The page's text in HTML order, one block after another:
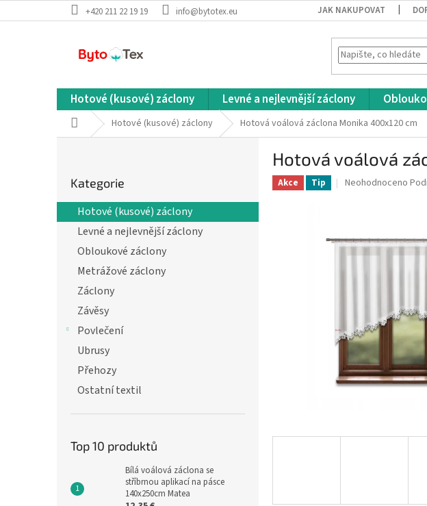
na
+420 211 22 19 19 info@bytotex.eu JAK NAKUPOVAT
Hotové (kusové) záclony Levné a nejlevnější záclony
Domů Hotové (kusové) záclony Hotová voálová záclona Monika 400x120 cm
r
a
kategorie
Kategorie
Hotové (kusové) záclony
Levné a nejlevnější záclony
Obloukové záclony
Metrážové záclony
Záclony
Závěsy
Povlečení
Ubrusy
Přehozy
Ostatní textil
Top 10 produktů
Bílá voálová záclona se
stříbrnou aplikací na pásce
140x250cm Matea
Hotová voálová
Akce Tip
Průměrné
z
Neohodnoceno